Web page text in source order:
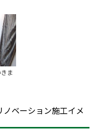
ま
ベーション施工イメ